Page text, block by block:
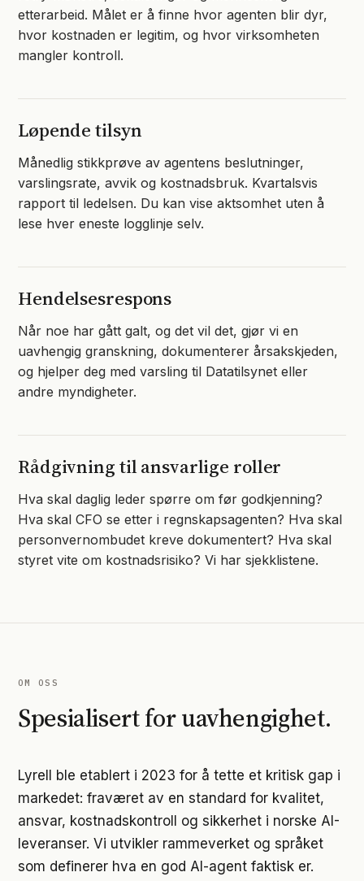
etterarbeid. Målet er å finne hvor agenten blir dyr,
hvor kostnaden er legitim, og hvor virksomheten
mangler kontroll.
Løpende tilsyn
Månedlig stikkprøve av agentens beslutninger,
varslingsrate, avvik og kostnadsbruk. Kvartalsvis
rapport til ledelsen. Du kan vise aktsomhet uten å
lese hver eneste logglinje selv.
Hendelsesrespons
Når noe har gått galt, og det vil det, gjør vi en
uavhengig granskning, dokumenterer årsakskjeden,
og hjelper deg med varsling til Datatilsynet eller
andre myndigheter.
Rådgivning til ansvarlige roller
Hva skal daglig leder spørre om før godkjenning?
Hva skal CFO se etter i regnskapsagenten? Hva skal
personvernombudet kreve dokumentert? Hva skal
styret vite om kostnadsrisiko? Vi har sjekklistene.
OM OSS
Spesialisert for uavhengighet.
Lyrell ble etablert i 2023 for å tette et kritisk gap i
markedet: fraværet av en standard for kvalitet,
ansvar, kostnadskontroll og sikkerhet i norske AI-
leveranser. Vi utvikler rammeverket og språket
som definerer hva en god AI-agent faktisk er.